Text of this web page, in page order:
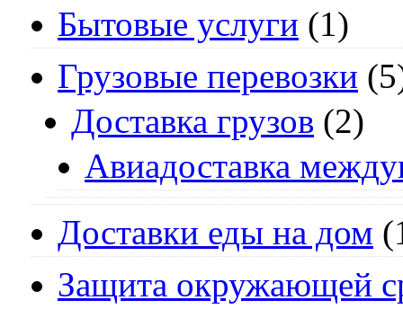
Бытовые услуги (1)
Грузовые перевозки
Доставка грузов (2)
Авиадоставка
Доставки еды на дом
Защита окружающей